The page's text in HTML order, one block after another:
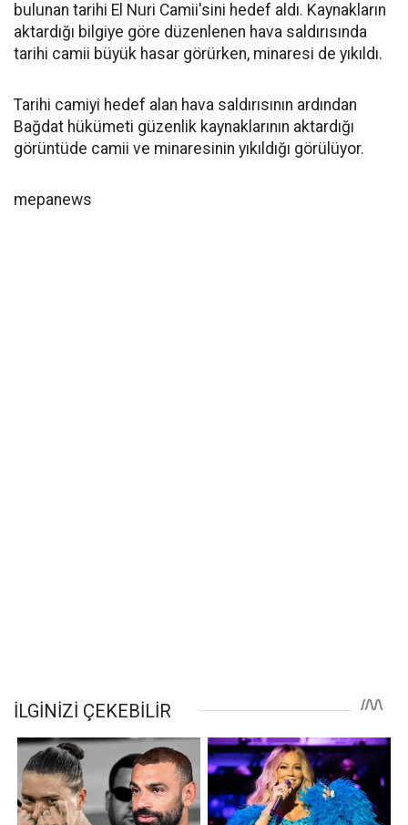
bulunan tarihi El Nuri Camii'sini hedef aldı. Kaynakların
aktardığı bilgiye göre düzenlenen hava saldırısında
tarihi camii büyük hasar görürken, minaresi de yıkıldı.
Tarihi camiyi hedef alan hava saldırısının ardından
Bağdat hükümeti güzenlik kaynaklarının aktardığı
görüntüde camii ve minaresinin yıkıldığı görülüyor.
mepanews